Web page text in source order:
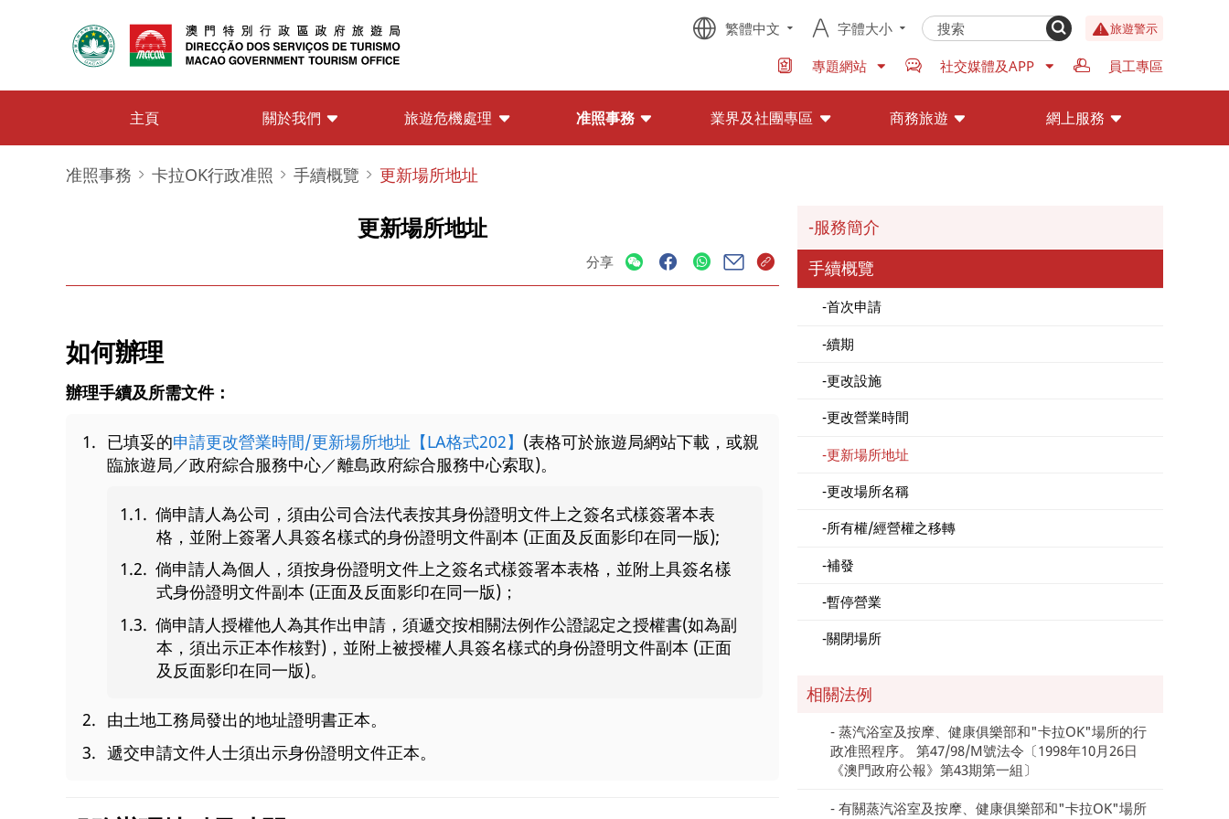
繁體中文 字體大小 旅遊警示
專題網站 社交媒體及APP 員工專區
主頁 關於我們 旅遊危機處理 准照事務 業界及社團專區 商務旅遊 網上服務
准照事務 卡拉OK行政准照 手續概覽 更新場所地址
更新場所地址
分享
如何辦理
辦理手續及所需文件：
已填妥的申請更改營業時間/更新場所地址【LA格式202】 (表格可於旅遊局網站下載，或親
臨旅遊局／政府綜合服務中心／離島政府綜合服務中心索取)。
倘申請人為公司，須由公司合法代表按其身份證明文件上之簽名式樣簽署本表
格，並附上簽署人具簽名樣式的身份證明文件副本 (正面及反面影印在同一版);
倘申請人為個人，須按身份證明文件上之簽名式樣簽署本表格，並附上具簽名樣
式身份證明文件副本 (正面及反面影印在同一版)；
倘申請人授權他人為其作出申請，須遞交按相關法例作公證認定之授權書(如為副
本，須出示正本作核對)，並附上被授權人具簽名樣式的身份證明文件副本 (正面
及反面影印在同一版)。
由土地工務局發出的地址證明書正本。
遞交申請文件人士須出示身份證明文件正本。
服務簡介
手續概覽
首次申請
續期
更改設施
更改營業時間
更新場所地址
更改場所名稱
所有權/經營權之移轉
補發
暫停營業
關閉場所
相關法例
蒸汽浴室及按摩、健康俱樂部和"卡拉OK"場所的行
政准照程序。 第47/98/M號法令〔1998年10月26日
《澳門政府公報》第43期第一組〕
有關蒸汽浴室及按摩、健康俱樂部和"卡拉OK"場所